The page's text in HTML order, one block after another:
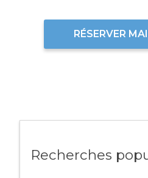
RÉSERVER
Recherches